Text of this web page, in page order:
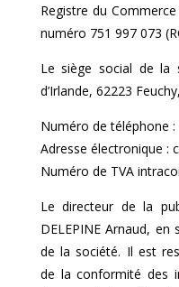
Registre du
numéro 751 997 073
Le siège social de la
d’Irlande, 62223
Numéro de téléphone :
Adresse électronique :
Numéro de TVA
Le directeur de la
DELEPINE Arnaud,
de la société. Il est
de la conformité des